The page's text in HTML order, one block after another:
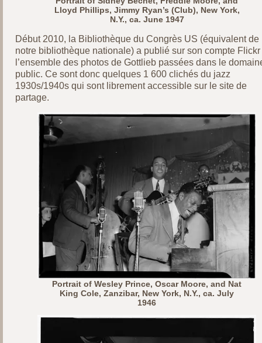
Lloyd Phillips, Jimmy Ryan’s (Club), New York,
N.Y., ca. June 1947
Début 2010, la Bibliothèque du Congrès US (équivalent de
notre bibliothèque nationale) a publié sur son compte Flickr
l’ensemble des photos de Gottlieb passées dans le
public. Ce sont donc quelques 1 600 clichés du jazz
1930s/1940s qui sont librement accessible sur le site de
partage.
Portrait of Wesley Prince, Oscar Moore, and Nat
King Cole, Zanzibar, New York, N.Y., ca. July
1946